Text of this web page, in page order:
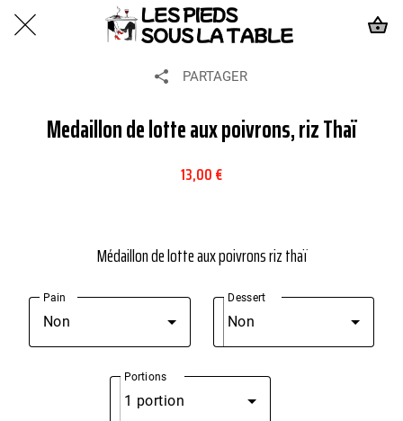
PARTAGER
Medaillon de lotte aux poivrons, riz Thaï
13,00 €
Médaillon de lotte aux poivrons riz thaï
Pain
Non
Dessert
Non
Portions
1 portion